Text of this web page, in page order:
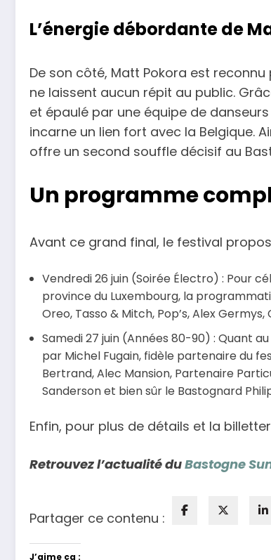
L’énergie débordante de
De son côté, Matt Pokora est
ne laissent aucun répit au public.
et épaulé par une équipe de
incarne un lien fort avec la Belgique.
offre un second souffle décisif au
Un programme
Avant ce grand final, le festival
Vendredi 26 juin (Soirée Électro) : Pour
province du Luxembourg, la
Oreo, Tasso & Mitch, Pop’s, Alex
Samedi 27 juin (Années 80-90) : Quant
par Michel Fugain, fidèle partenaire du
Bertrand, Alec Mansion, Partenaire
Sanderson et bien sûr le Bastognard
Enfin, pour plus de détails et la
Retrouvez l’actualité duBastogne
Partager ce contenu :
J’aime ça :